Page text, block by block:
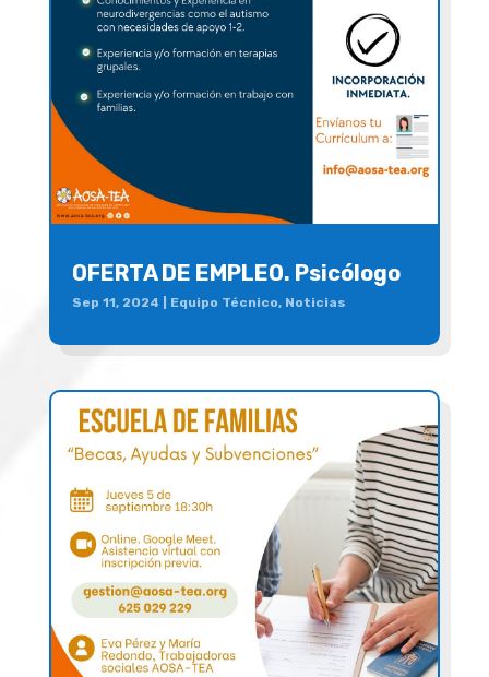
OFERTA DE EMPLEO. Psicólogo
Sep 11, 2024 Equipo Técnico, Noticias